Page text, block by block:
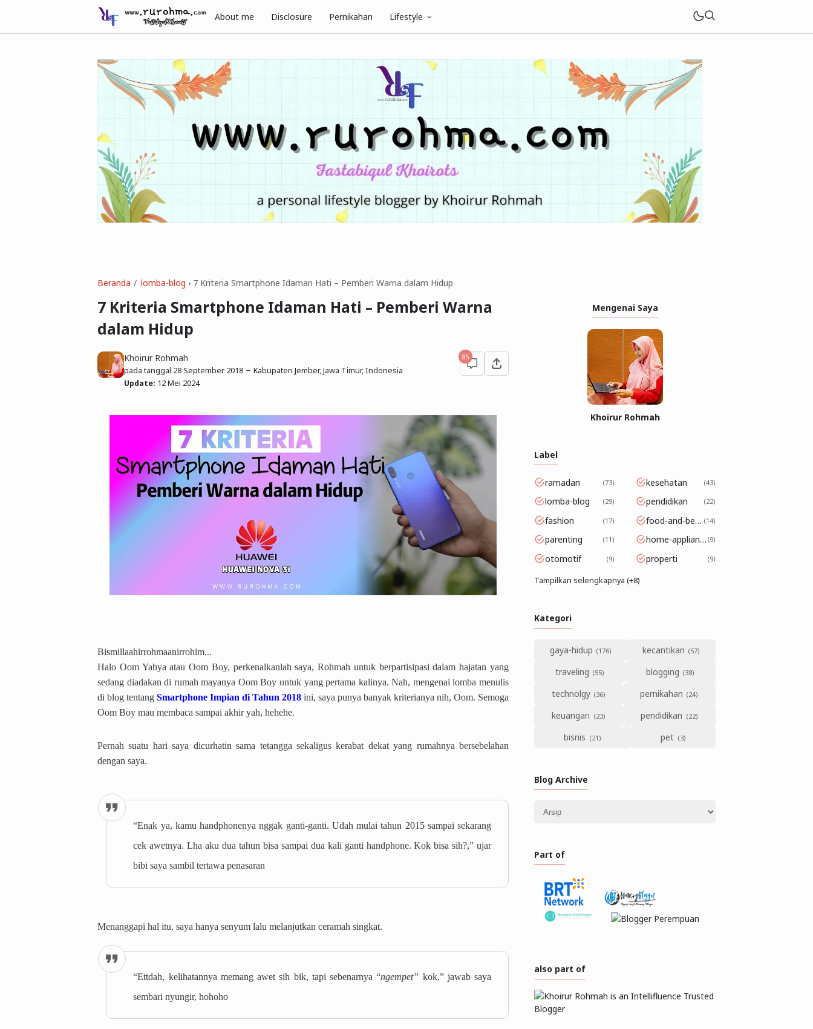
About me Disclosure Pernikahan Lifestyle
Beranda lomba-blog › 7 Kriteria Smartphone Idaman Hati – Pemberi Warna dalam Hidup
7 Kriteria Smartphone Idaman Hati – Pemberi Warna
dalam Hidup
Khoirur Rohmah
pada tanggal 28 September 2018
Kabupaten Jember, Jawa Timur, Indonesia
Update: 12 Mei 2024
85
Bismillaahirrohmaanirrohim...
Halo Oom Yahya atau Oom Boy, perkenalkanlah saya, Rohmah untuk berpartisipasi dalam hajatan yang
sedang diadakan di rumah mayanya Oom Boy untuk yang pertama kalinya. Nah, mengenai lomba menulis
di blog tentang Smartphone Impian di Tahun 2018 ini, saya punya banyak kriterianya nih, Oom. Semoga
Oom Boy mau membaca sampai akhir yah, hehehe.
Pernah suatu hari saya dicurhatin sama tetangga sekaligus kerabat dekat yang rumahnya bersebelahan
dengan saya.
“Enak ya, kamu handphonenya nggak ganti-ganti. Udah mulai tahun 2015 sampai sekarang
cek awetnya. Lha aku dua tahun bisa sampai dua kali ganti handphone. Kok bisa sih?,” ujar
bibi saya sambil tertawa penasaran
Menanggapi hal itu, saya hanya senyum lalu melanjutkan ceramah singkat.
“Ettdah, kelihatannya memang awet sih bik, tapi sebenarnya “ngempet” kok,” jawab saya
sembari nyungir, hohoho
Mengenai Saya
Khoirur Rohmah
Label
ramadan 73 kesehatan 43
lomba-blog 29 pendidikan 22
fashion 17 food-and-beverage 14
parenting 11 home-appliance 9
otomotif 9 properti 9
Tampilkan selengkapnya (+8)
Kategori
gaya-hidup
kecantikan
traveling
blogging
technolgy
pernikahan
keuangan
pendidikan
bisnis
pet
Blog Archive
Part of
also part of